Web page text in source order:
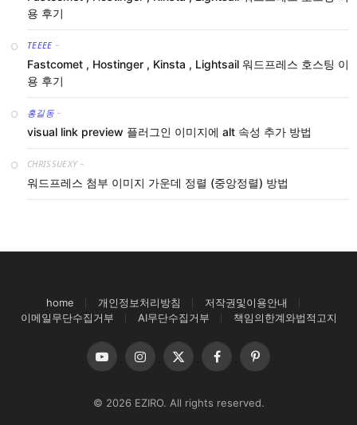
용 후기
TEEEE -
Fastcomet , Hostinger , Kinsta , Lightsail 워드프레스 호스팅 이
용 후기
홍길동 -
visual link preview 플러그인 이미지에 alt 속성 추가 방법
CHRISSUEXY -
워드프레스 첨부 이미지 가운데 정렬 (중앙정렬) 방법
home 개인정보처리방침
저작권및이용안내
이메일무단수집거부
AI무단수집거부 책임의한계와법적고지
YouTubeInstagram
X
FacebookPinterest
© 2026 EZIRO. All rights reserved.